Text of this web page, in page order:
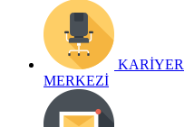
KARİYER
MERKEZİ